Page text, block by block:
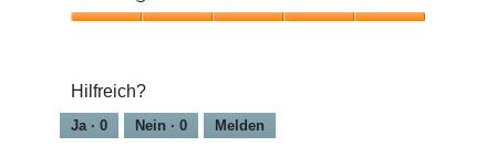
4
5
Hilfreich?
Ja · 0 Nein · 0 Melden